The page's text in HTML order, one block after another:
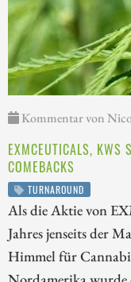
Kommentar von
EXMCEUTICALS, KWS
COMEBACKS
TURNAROUND
Als die Aktie von
Jahres jenseits der
Himmel für